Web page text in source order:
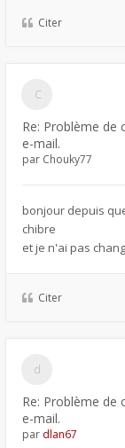
Citer
Re: Problème de
e-mail.
par Chouky77
bonjour depuis
chibre
et je n'ai pas
Citer
Re: Problème de
e-mail.
par dlan67